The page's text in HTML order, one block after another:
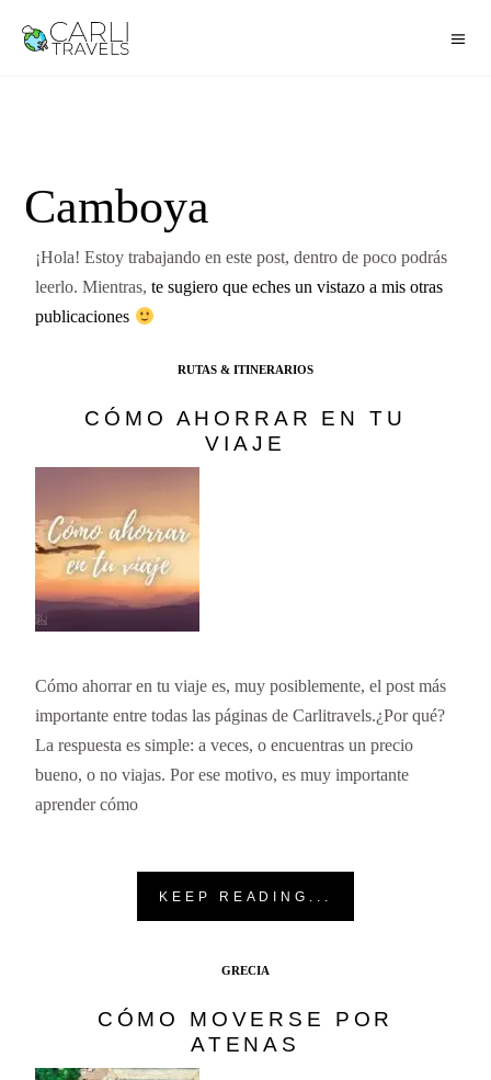
Camboya
¡Hola! Estoy trabajando en este post, dentro de poco podrás
leerlo. Mientras,te sugiero que eches un vistazo a mis otras
publicaciones
RUTAS & ITINERARIOS
CÓMO AHORRAR EN TU
VIAJE
Cómo ahorrar en tu viaje es, muy posiblemente, el post más
importante entre todas las páginas de Carlitravels.¿Por qué?
La respuesta es simple: a veces, o encuentras un precio
bueno, o no viajas. Por ese motivo, es muy importante
aprender cómo
KEEP READING...
GRECIA
CÓMO MOVERSE POR
ATENAS